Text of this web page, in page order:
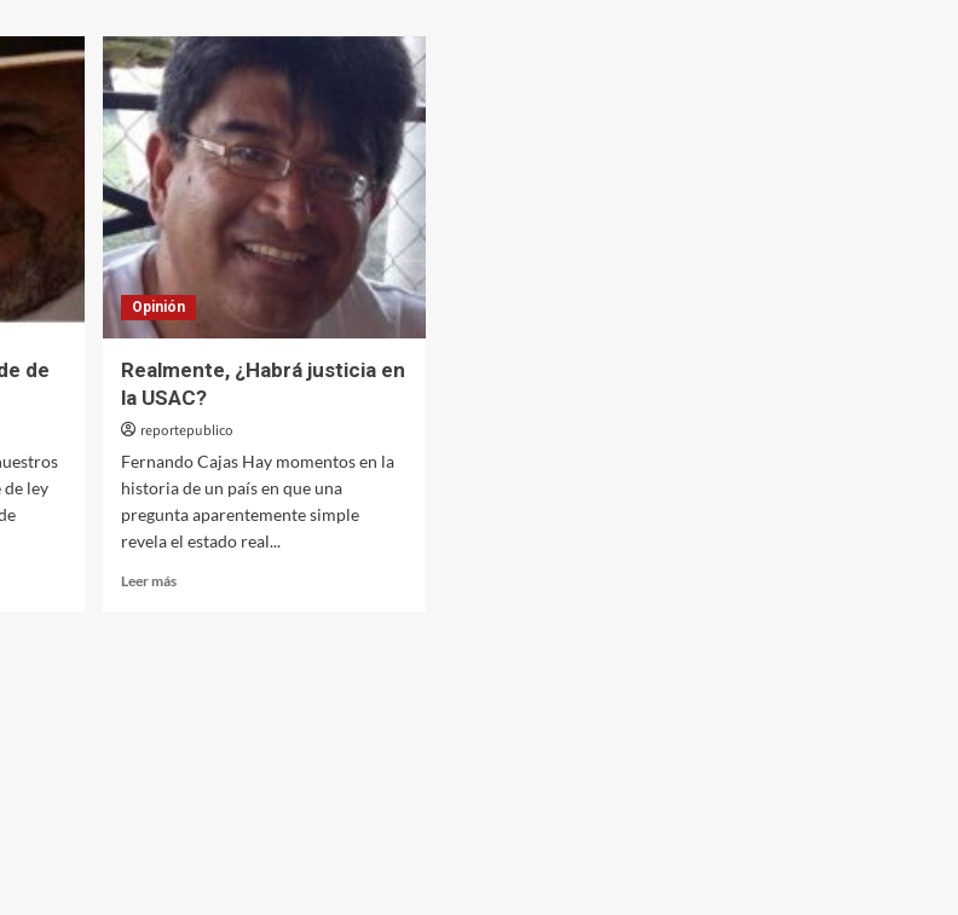
sin
Universidad,
sin
vergüenza
de
ley
Opinión
Realmente, ¿Habrá justicia en
la USAC?
reportepublico
Fernando Cajas Hay momentos en la
historia de un país en que una
pregunta aparentemente simple
revela el estado real...
Leer másLeer